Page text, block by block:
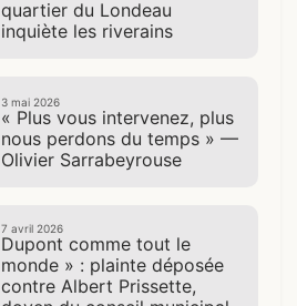
quartier du Londeau
inquiète les riverains
3 mai 2026
« Plus vous intervenez, plus
nous perdons du temps » —
Olivier Sarrabeyrouse
7 avril 2026
Dupont comme tout le
monde » : plainte déposée
contre Albert Prissette,